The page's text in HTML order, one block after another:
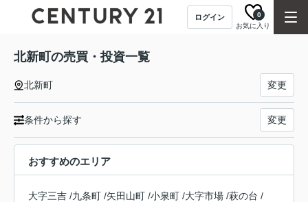
ログイン
お気に入り
0
北新町の売買・投資一覧
北新町 変更
条件から探す 変更
おすすめのエリア
大字三吉 /九条町 /矢田山町 /小泉町 /大字市場 /萩の台 /